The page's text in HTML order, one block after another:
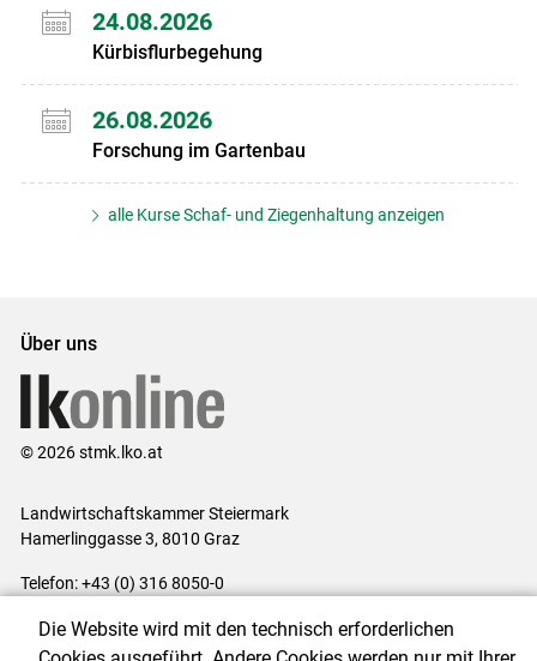
24.08.2026
Kürbisflurbegehung
26.08.2026
Forschung im Gartenbau
alle Kurse Schaf- und Ziegenhaltung anzeigen
Über uns
© 2026 stmk.lko.at
Landwirtschaftskammer Steiermark
Hamerlinggasse 3, 8010 Graz
Telefon: +43 (0) 316 8050-0
Impressum|Kontakt|Datenschutzerklärung|Barrierefreiheit|
Die Website wird mit den technisch erforderlichen